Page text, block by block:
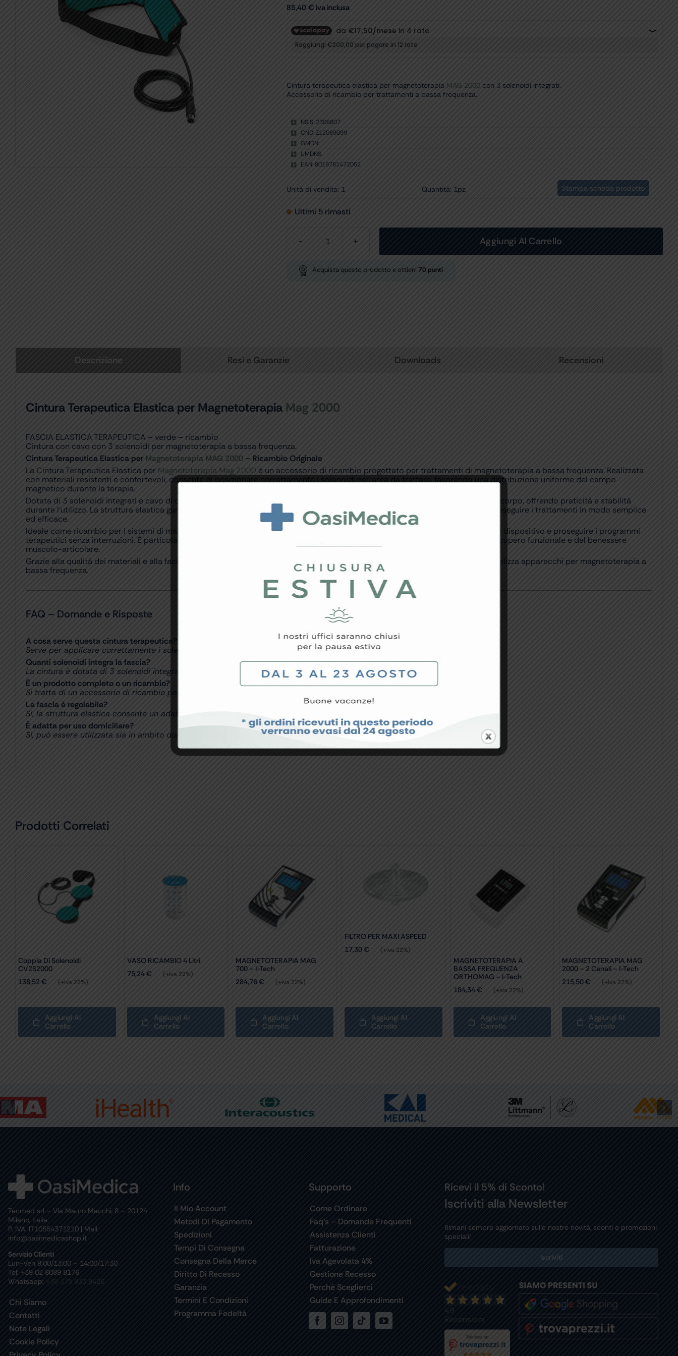
85,40 € iva inclusa
Cintura terapeutica elastica per magnetoterapia MAG 2000con 3 solenoidi integrati.
Accessorio di ricambio per trattamenti a bassa frequenza.
NSIS: 2306807
CND: Z12069099
GMDN:
UMDNS:
EAN: 8019781472052
Unità di vendita: 1 Quantità: 1pz. Stampa scheda prodotto
Ultimi 5 rimasti
CINTURA
F3S2000
Aggiungi Al Carrello
Acquista questo prodotto e ottieni 70 punti
Descrizione Resi e Garanzie Downloads Recensioni
Cintura Terapeutica Elastica per Magnetoterapia Mag 2000
FASCIA ELASTICA TERAPEUTICA – verde – ricambio
Cintura con cavo con 3 solenoidi per magnetoterapia a bassa frequenza.
Cintura Terapeutica Elastica per Magnetoterapia MAG 2000– Ricambio Originale
La Cintura Terapeutica Elastica per Magnetoterapia Mag 2000 è un accessorio di ricambio progettato per trattamenti di magnetoterapia a bassa frequenza. Realizzata
con materiali resistenti e confortevoli, consente di posizionare correttamente i solenoidi nell’area da trattare, favorendo una distribuzione uniforme del campo
magnetico durante la terapia.
Dotata di 3 solenoidi integrati e cavo di collegamento, questa fascia terapeutica è indicata per applicazioni su diverse zone del corpo, offrendo praticità e stabilità
durante l’utilizzo. La struttura elastica garantisce una vestibilità confortevole e una corretta aderenza al corpo, permettendo di eseguire i trattamenti in modo semplice
ed efficace.
Ideale come ricambio per i sistemi di magnetoterapia compatibili, rappresenta una soluzione utile per mantenere l’efficienza del dispositivo e proseguire i programmi
terapeutici senza interruzioni. È particolarmente indicata per trattamenti domiciliari e professionali finalizzati al supporto del recupero funzionale e del benessere
muscolo-articolare.
Grazie alla qualità dei materiali e alla facilità di utilizzo, la cintura terapeutica costituisce un accessorio indispensabile per chi utilizza apparecchi per magnetoterapia a
bassa frequenza.
FAQ – Domande e Risposte
A cosa serve questa cintura terapeutica?
Serve per applicare correttamente i solenoidi durante i trattamenti di magnetoterapia.
Quanti solenoidi integra la fascia?
La cintura è dotata di 3 solenoidi integrati.
È un prodotto completo o un ricambio?
Si tratta di un accessorio di ricambio per apparecchi compatibili.
La fascia è regolabile?
Sì, la struttura elastica consente un adattamento confortevole al corpo.
È adatta per uso domiciliare?
Sì, può essere utilizzata sia in ambito domestico che professionale.
Prodotti Correlati
Coppia Di Solenoidi
CV2S2000
138,52€ (+iva 22%)
Aggiungi Al
Carrello
VASO RICAMBIO 4 Litri
75,24€ (+iva 22%)
Aggiungi Al
Carrello
MAGNETOTERAPIA MAG
700 – I-Tech
284,76€ (+iva 22%)
Aggiungi Al
Carrello
FILTRO PER MAXI ASPEED
17,30€ (+iva 22%)
Aggiungi Al
Carrello
MAGNETOTERAPIA A
BASSA FREQUENZA
ORTHOMAG – I-Tech
184,34€ (+iva 22%)
Aggiungi Al
Carrello
MAGNETOTERAPIA MAG
2000 – 2 Canali – I-Tech
215,50€ (+iva 22%)
Aggiungi Al
Carrello
Tecmed srl – Via Mauro Macchi, 8 – 20124
Milano, Italia
P. IVA: IT10554371210 | Mail:
info@oasimedicashop.it
Servizio Clienti
Lun-Ven 9:00/13:00 – 14:00/17:30
Tel: +39 02 8089 8176
Whatsapp: +39 375 933 8426
Chi Siamo
Contatti
Note Legali
Cookie Policy
Info
Il Mio Account
Metodi Di Pagamento
Spedizioni
Tempi Di Consegna
Consegna Della Merce
Diritto Di Recesso
Garanzia
Termini E Condizioni
Programma Fedeltà
Supporto
Come Ordinare
Faq’s – Domande Frequenti
Assistenza Clienti
Fatturazione
Iva Agevolata 4%
Gestione Recesso
Perchè Sceglierci
Guide E Approfondimenti
Ricevi il 5% di Sconto!
Iscriviti alla Newsletter
Rimani sempre aggiornato sulle nostre novità, sconti e promozioni
speciali!
Iscriviti
49
Recensioni